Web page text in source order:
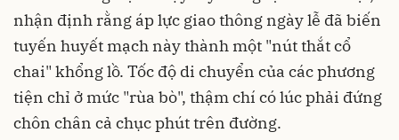
nhận định rằng áp lực giao thông ngày lễ đã biến
tuyến huyết mạch này thành một "nút thắt cổ
chai" khổng lồ. Tốc độ di chuyển của các phương
tiện chỉ ở mức "rùa bò", thậm chí có lúc phải đứng
chôn chân cả chục phút trên đường.